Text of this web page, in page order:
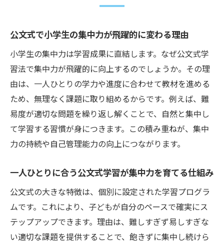
公文式で小学生のやる気と集中力が向上す
集中力アップに役立つ家庭での工夫とは
小学生集中力を伸ばす家庭学習環境の作り
方
机の配置や整理で集中力アップを促す方法
休憩と気分転換で小学生集中力を維持する
コツ
家庭でできる集中力トレーニング実践術
る
公文式と家庭習慣で集中力を伸ばす日常の
工夫
公文式学習法が小学生の集中力に与える影響
公文式学習で小学生集中力が持続する理由
公文式で小学生の集中力が飛躍的に変わる理由
小学生の集中力は学習成果に直結します。なぜ公文式学
習法で集中力が飛躍的に向上するのでしょうか。その理
由は、一人ひとりの学力や進度に合わせて教材を進める
ため、無理なく課題に取り組めるからです。例えば、難
易度が適切な問題を繰り返し解くことで、自然と集中し
て学習する習慣が身につきます。この積み重ねが、集中
力の持続や自己管理能力の向上につながります。
一人ひとりに合う公文式学習が集中力を育てる仕組み
公文式の大きな特徴は、個別に設定された学習プログラ
ムです。これにより、子どもが自分のペースで確実にス
テップアップできます。理由は、難しすぎず易しすぎな
い適切な課題を提供することで、飽きずに集中し続けら